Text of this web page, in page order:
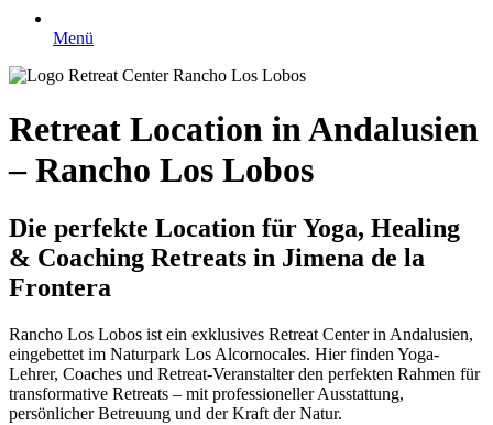
Menü
Retreat Location in Andalusien
– Rancho Los Lobos
Die perfekte Location für Yoga, Healing
& Coaching Retreats in Jimena de la
Frontera
Rancho Los Lobos ist ein exklusives Retreat Center in Andalusien,
eingebettet im Naturpark Los Alcornocales. Hier finden Yoga-
Lehrer, Coaches und Retreat-Veranstalter den perfekten Rahmen für
transformative Retreats – mit professioneller Ausstattung,
persönlicher Betreuung und der Kraft der Natur.